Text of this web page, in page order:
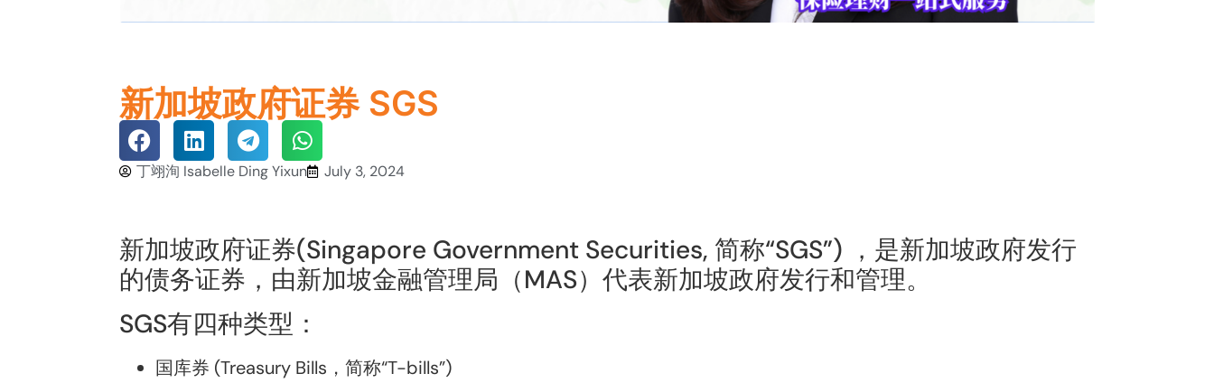
新加坡政府证券 SGS
丁翊洵 Isabelle Ding Yixun July 3, 2024
新加坡政府证券(Singapore Government Securities, 简称“SGS”) ，是新加坡政府发行
的债务证券，由新加坡金融管理局（MAS）代表新加坡政府发行和管理。
SGS有四种类型：
国库券 (Treasury Bills，简称“T-bills”)